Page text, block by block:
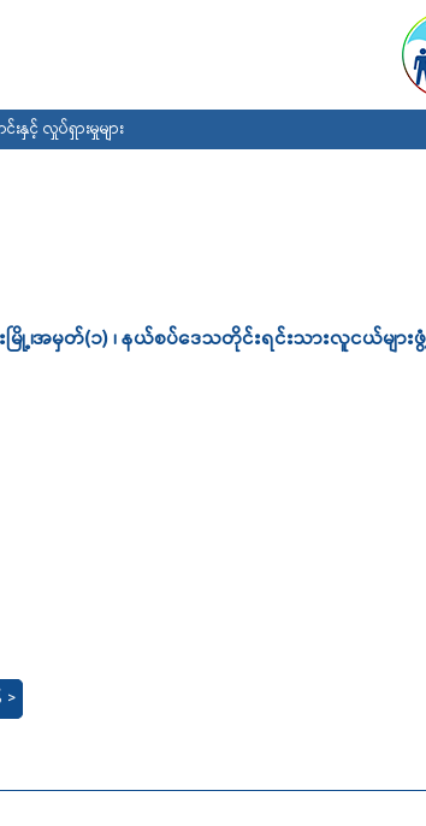
နှင့် လှုပ်ရှားမှုများ
းမြို့၊အမှတ်(၁) ၊ နယ်စပ်ဒေသတိုင်းရင်းသားလူငယ်မျ